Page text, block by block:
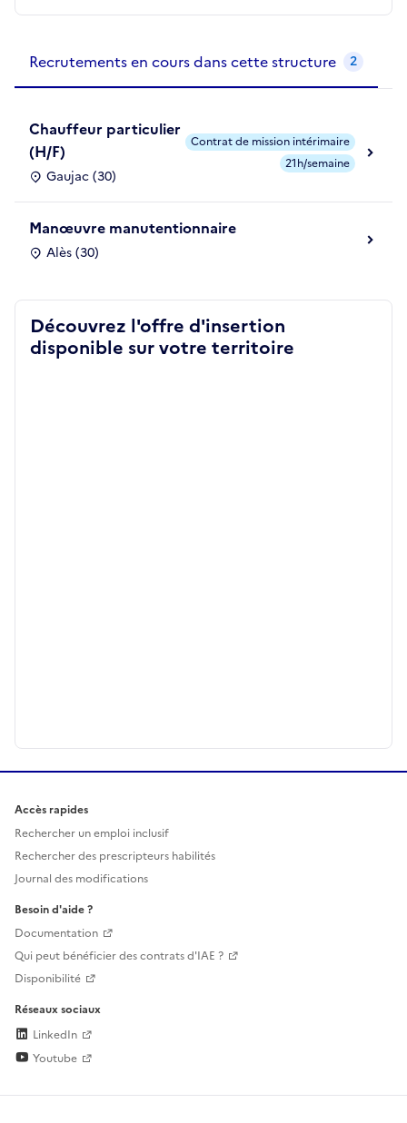
Recrutements en cours dans cette structure 2
Chauffeur particulier
(H/F)
Gaujac (30)
Contrat de mission intérimaire
21h/semaine
Manœuvre manutentionnaire
Alès (30)
Découvrez l'offre d'insertion
disponible sur votre territoire
Accès rapides
Rechercher un emploi inclusif
Rechercher des prescripteurs habilités
Journal des modifications
Besoin d'aide ?
Documentation
Qui peut bénéficier des contrats d'IAE ?
Disponibilité
Réseaux sociaux
LinkedIn
Youtube